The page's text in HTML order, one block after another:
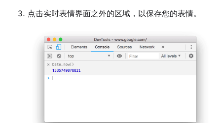
点击实时表情界面之外的区域，以保存您的表情。